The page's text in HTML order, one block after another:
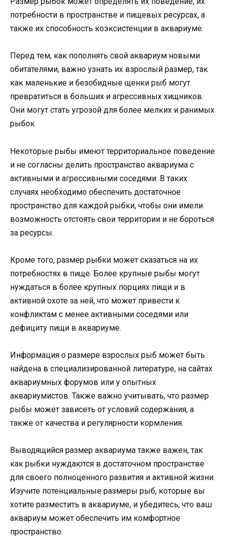
потребности в пространстве и пищевых ресурсах, а
также их способность коэксистенции в аквариуме.
Перед тем, как пополнять свой аквариум новыми
обитателями, важно узнать их взрослый размер, так
как маленькие и безобидные щенки рыб могут
превратиться в больших и агрессивных хищников.
Они могут стать угрозой для более мелких и ранимых
рыбок.
Некоторые рыбы имеют территориальное поведение
и не согласны делить пространство аквариума с
активными и агрессивными соседями. В таких
случаях необходимо обеспечить достаточное
пространство для каждой рыбки, чтобы они имели
возможность отстоять свои территории и не бороться
за ресурсы.
Кроме того, размер рыбки может сказаться на их
потребностях в пище. Более крупные рыбы могут
нуждаться в более крупных порциях пищи и в
активной охоте за ней, что может привести к
конфликтам с менее активными соседями или
дефициту пищи в аквариуме.
Информация о размере взрослых рыб может быть
найдена в специализированной литературе, на сайтах
аквариумных форумов или у опытных
аквариумистов. Также важно учитывать, что размер
рыбы может зависеть от условий содержания, а
также от качества и регулярности кормления.
Выводящийся размер аквариума также важен, так
как рыбки нуждаются в достаточном пространстве
для своего полноценного развития и активной жизни.
Изучите потенциальные размеры рыб, которые вы
хотите разместить в аквариуме, и убедитесь, что ваш
аквариум может обеспечить им комфортное
пространство.